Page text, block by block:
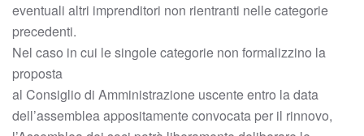
eventuali altri imprenditori non rientranti nelle categorie
precedenti.
Nel caso in cui le singole categorie non formalizzino la
proposta
al Consiglio di Amministrazione uscente entro la data
dell’assemblea appositamente convocata per il rinnovo,